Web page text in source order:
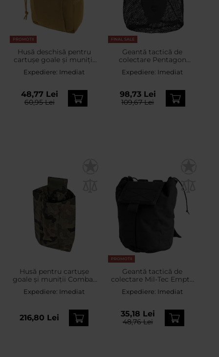
PROMOTII
Husă deschisă pentru
cartușe goale și muniții
Mil-Tec MOLLE - Coyote
Expediere: Imediat
48,77 Lei
60,95 Lei
FINAL SALE
Geantă tactică de
colectare Pentagon
Amina Foldable Mesh
Dump Pouch - Black
Expediere: Imediat
98,73 Lei
109,67 Lei
Husă pentru cartușe
goale și muniții Combat
Lab - wz.93 Pantera PL
Woodland
Expediere: Imediat
216,80 Lei
PROMOTII
Geantă tactică de
colectare Mil-Tec Empty
Pouch Collapsible Black
Expediere: Imediat
35,18 Lei
48,76 Lei